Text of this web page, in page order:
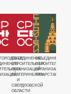
ОБЪЕДИНЕНИЕ
СТРОИТЕЛЬНЫХ
ОРГАНИЗАЦИЙ
ЕКАТЕРИНБУРГА
И
СВЕРДЛОВСКОЙ
ОБЛАСТИ
ОБЪЕДИНЕНИЕ
СТРОИТЕЛЬНЫХ
ОРГАНИЗАЦИЙ
ТАТАРСТАНА